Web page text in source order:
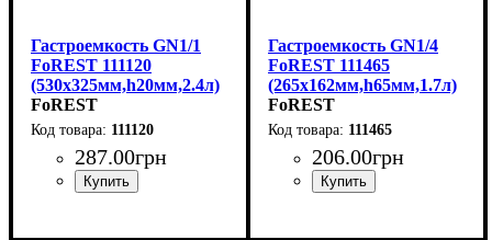
Гастроемкость GN1/1
FoREST 111120
(530х325мм,h20мм,2.4л)
FoREST
111120
287.00грн
Гастроемкость GN1/4
FoREST 111465
(265х162мм,h65мм,1.7л)
FoREST
111465
206.00грн